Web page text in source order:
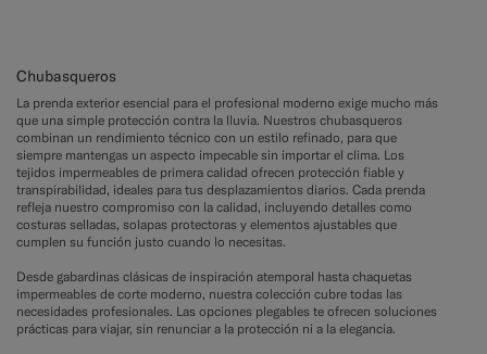
Chubasqueros
La prenda exterior esencial para el profesional moderno exige mucho más
que una simple protección contra la lluvia. Nuestros chubasqueros
combinan un rendimiento técnico con un estilo refinado, para que
siempre mantengas un aspecto impecable sin importar el clima. Los
tejidos impermeables de primera calidad ofrecen protección fiable y
transpirabilidad, ideales para tus desplazamientos diarios. Cada prenda
refleja nuestro compromiso con la calidad, incluyendo detalles como
costuras selladas, solapas protectoras y elementos ajustables que
cumplen su función justo cuando lo necesitas.
Desde gabardinas clásicas de inspiración atemporal hasta chaquetas
impermeables de corte moderno, nuestra colección cubre todas las
necesidades profesionales. Las opciones plegables te ofrecen soluciones
prácticas para viajar, sin renunciar a la protección ni a la elegancia.